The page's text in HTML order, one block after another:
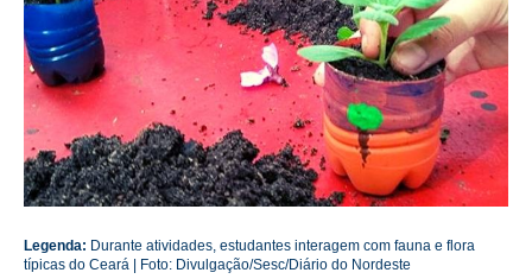
Legenda: Durante atividades, estudantes interagem com fauna e flora
típicas do Ceará | Foto: Divulgação/Sesc/Diário do Nordeste